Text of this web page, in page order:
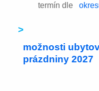
termín dle
>
možnosti
prázdniny 2027